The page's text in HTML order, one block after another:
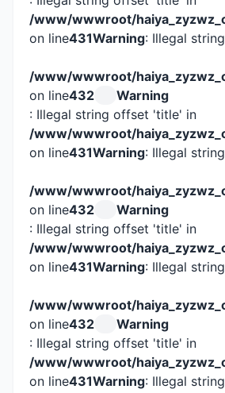
/www/wwwroot/
on line431Warning: Illegal
/www/wwwroot/
on line432
Warning
: Illegal string offset 'title' in
/www/wwwroot/
on line431Warning: Illegal
/www/wwwroot/
on line432
Warning
: Illegal string offset 'title' in
/www/wwwroot/
on line431Warning: Illegal
/www/wwwroot/
on line432
Warning
: Illegal string offset 'title' in
/www/wwwroot/
on line431Warning: Illegal